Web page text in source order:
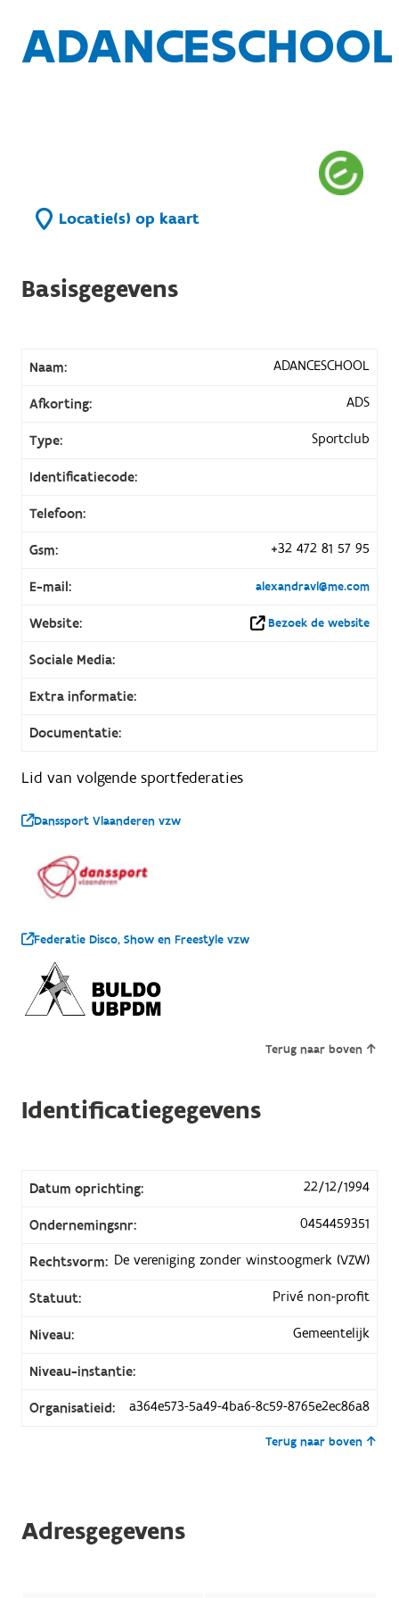
ADANCESCHOOL
Locatie(s) op kaart
Basisgegevens
Naam: ADANCESCHOOL
Afkorting: ADS
Type: Sportclub
Identificatiecode:
Telefoon:
Gsm: +32 472 81 57 95
E-mail: alexandravl@me.com
Website: Bezoek de website
Sociale Media:
Extra informatie:
Documentatie:
Lid van volgende sportfederaties
Danssport Vlaanderen vzw
Federatie Disco, Show en Freestyle vzw
Terug naar boven
Identificatiegegevens
Datum oprichting: 22/12/1994
Ondernemingsnr: 0454459351
Rechtsvorm: De vereniging zonder winstoogmerk (VZW)
Statuut: Privé non-profit
Niveau: Gemeentelijk
Niveau-instantie:
Organisatieid: a364e573-5a49-4ba6-8c59-8765e2ec86a8
Terug naar boven
Adresgegevens